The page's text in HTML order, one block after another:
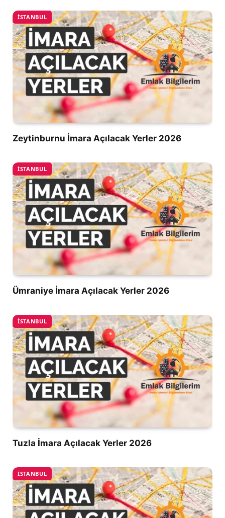
İSTANBUL
Zeytinburnu İmara Açılacak Yerler 2026
İSTANBUL
Ümraniye İmara Açılacak Yerler 2026
İSTANBUL
Tuzla İmara Açılacak Yerler 2026
İSTANBUL